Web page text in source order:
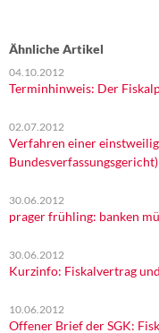
Ähnliche Artikel
04.10.2012
Terminhinweis: Der
02.07.2012
Verfahren einer
30.06.2012
prager frühling: banken
30.06.2012
Kurzinfo: Fiskalvertrag
10.06.2012
Offener Brief der SGK: